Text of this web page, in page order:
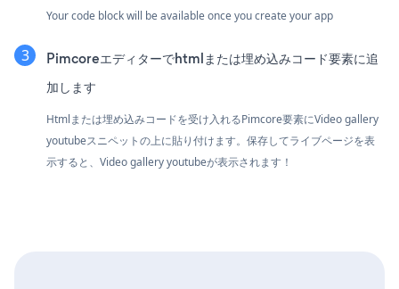
Your code block will be available once you create your app
Pimcoreエディターでhtmlまたは埋め込みコード要素に追
加します
Htmlまたは埋め込みコードを受け入れるPimcore要素にVideo gallery
youtubeスニペットの上に貼り付けます。保存してライブページを表
示すると、Video gallery youtubeが表示されます！